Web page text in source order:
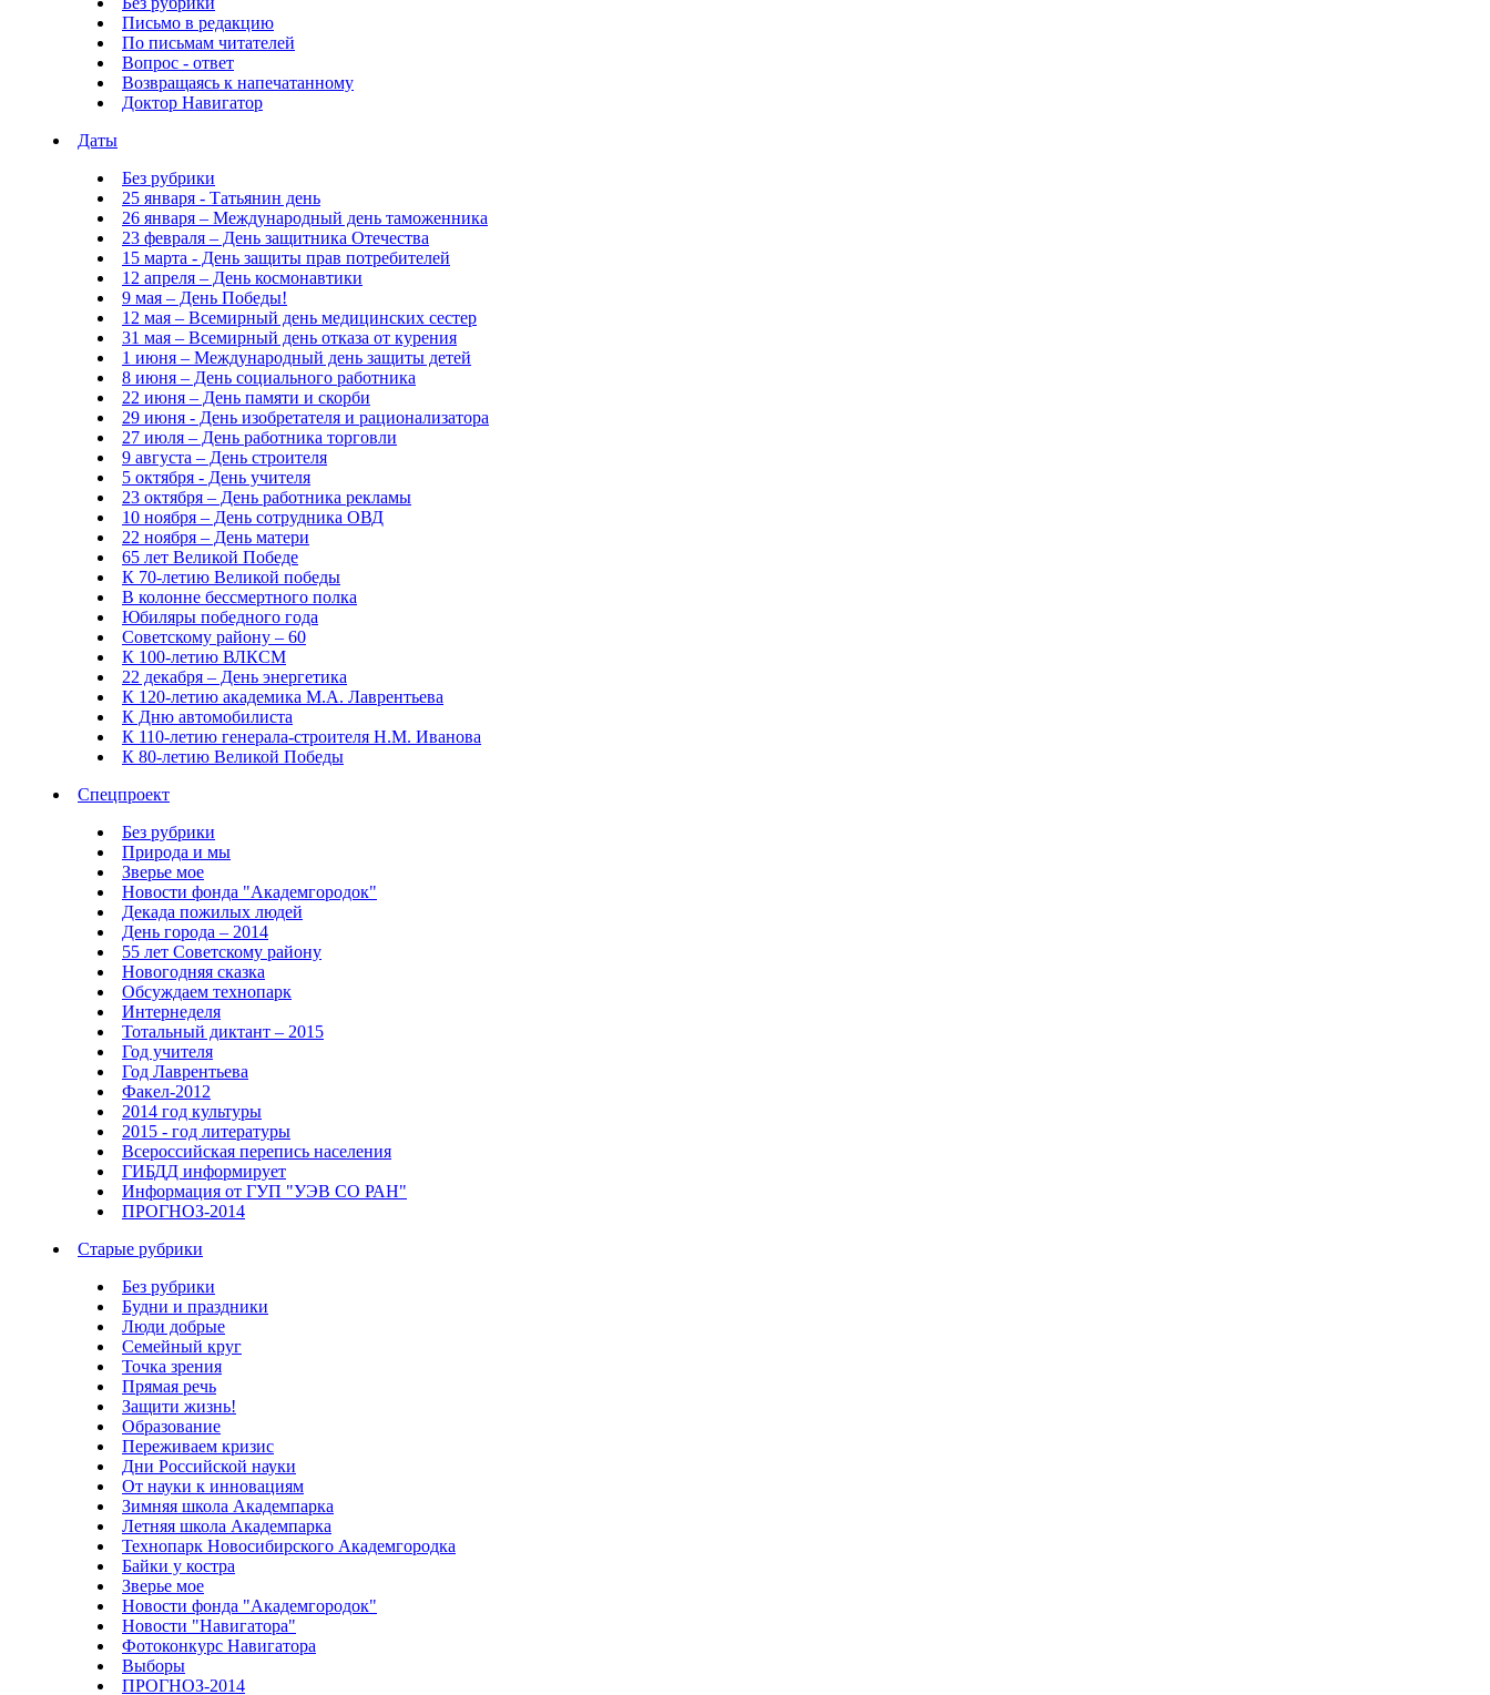
Письмо в редакцию
По письмам читателей
Вопрос - ответ
Возвращаясь к напечатанному
Доктор Навигатор
Даты
Без рубрики
25 января - Татьянин день
26 января – Международный день таможенника
23 февраля – День защитника Отечества
15 марта - День защиты прав потребителей
12 апреля – День космонавтики
9 мая – День Победы!
12 мая – Всемирный день медицинских сестер
31 мая – Всемирный день отказа от курения
1 июня – Международный день защиты детей
8 июня – День социального работника
22 июня – День памяти и скорби
29 июня - День изобретателя и рационализатора
27 июля – День работника торговли
9 августа – День строителя
5 октября - День учителя
23 октября – День работника рекламы
10 ноября – День сотрудника ОВД
22 ноября – День матери
65 лет Великой Победе
К 70-летию Великой победы
В колонне бессмертного полка
Юбиляры победного года
Советскому району – 60
К 100-летию ВЛКСМ
22 декабря – День энергетика
К 120-летию академика М.А. Лаврентьева
К Дню автомобилиста
К 110-летию генерала-строителя Н.М. Иванова
К 80-летию Великой Победы
Спецпроект
Без рубрики
Природа и мы
Зверье мое
Новости фонда "Академгородок"
Декада пожилых людей
День города – 2014
55 лет Советскому району
Новогодняя сказка
Обсуждаем технопарк
Интернеделя
Тотальный диктант – 2015
Год учителя
Год Лаврентьева
Факел-2012
2014 год культуры
2015 - год литературы
Всероссийская перепись населения
ГИБДД информирует
Информация от ГУП "УЭВ СО РАН"
ПРОГНОЗ-2014
Старые рубрики
Без рубрики
Будни и праздники
Люди добрые
Семейный круг
Точка зрения
Прямая речь
Защити жизнь!
Образование
Переживаем кризис
Дни Российской науки
От науки к инновациям
Зимняя школа Академпарка
Летняя школа Академпарка
Технопарк Новосибирского Академгородка
Байки у костра
Зверье мое
Новости фонда "Академгородок"
Новости "Навигатора"
Фотоконкурс Навигатора
Выборы
ПРОГНОЗ-2014